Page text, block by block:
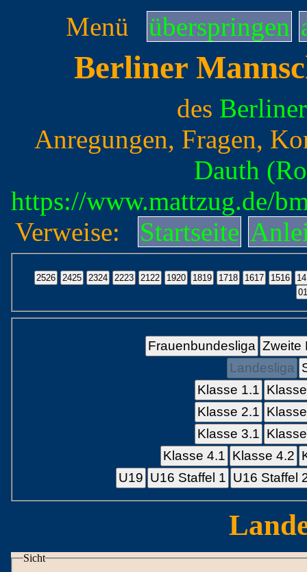
Menü überspringen
Berliner
des
Anregungen, Fragen,
Dauth
https://www.mattzug.de/
Verweise:
Startseite
Frauenbundesliga Zweite
Landesliga
Klasse 1.1
Klasse 2.1
Klasse 3.1
Klasse 4.1 Klasse 4.2
U19 U16 Staffel 1 U16 Staffel
Sicht